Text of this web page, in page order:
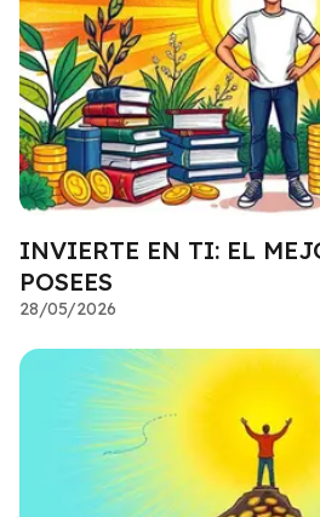
INVIERTE EN TI: EL
POSEES
28/05/2026